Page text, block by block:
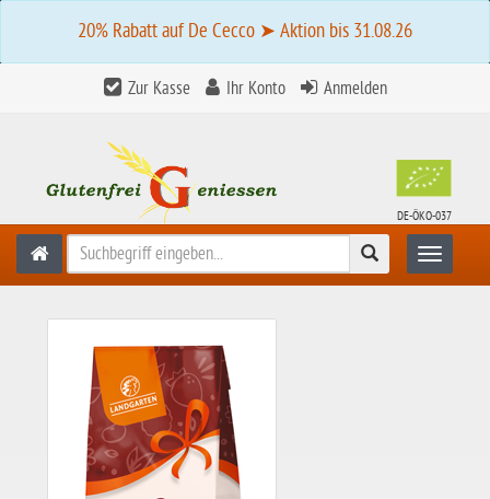
20% Rabatt auf De Cecco ➤ Aktion bis 31.08.26
Zur Kasse Ihr Konto Anmelden
DE-ÖKO-037
Suchen Toggle